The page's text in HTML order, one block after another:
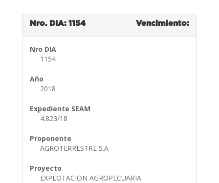
Nro. DIA: 1154 Vencimiento:
Nro DIA
1154
Año
2018
Expediente SEAM
4.823/18
Proponente
AGROTERRESTRE S.A
Proyecto
EXPLOTACION AGROPECUARIA